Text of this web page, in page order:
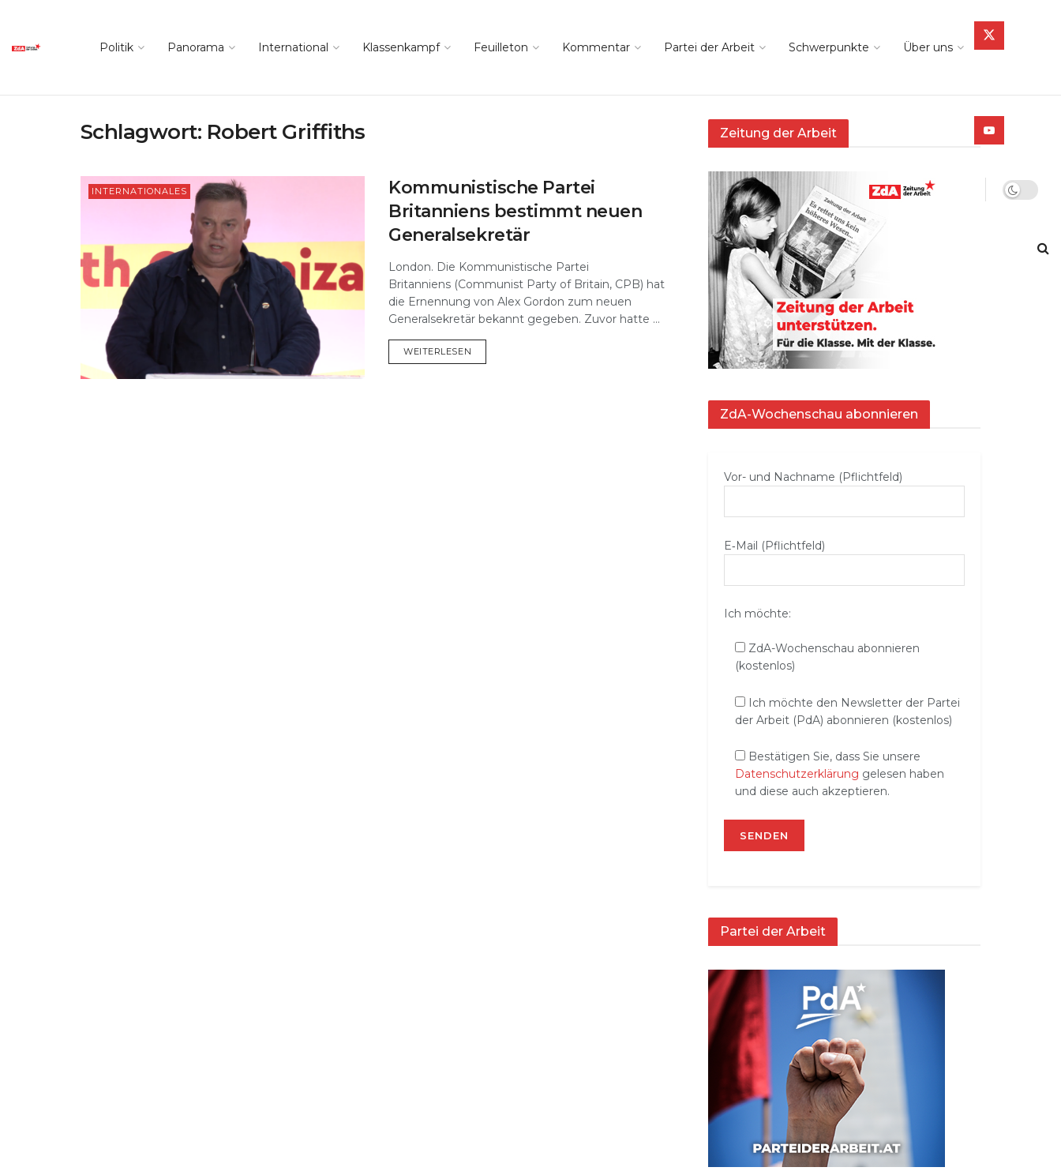
Politik Panorama International Klassenkampf Feuilleton Kommentar Partei der Arbeit Schwerpunkte Über uns
Schlagwort: Robert Griffiths
INTERNATIONALES
Kommunistische Partei
Britanniens bestimmt neuen
Generalsekretär
London. Die Kommunistische Partei
Britanniens (Communist Party of Britain, CPB) hat
die Ernennung von Alex Gordon zum neuen
Generalsekretär bekannt gegeben. Zuvor hatte ...
WEITERLESEN
Zeitung der Arbeit
ZdA-Wochenschau abonnieren
Vor- und Nachname (Pflichtfeld)
E‑Mail (Pflichtfeld)
Ich möchte:
ZdA-Wochenschau abonnieren
(kostenlos)
Ich möchte den Newsletter der Partei
der Arbeit (PdA) abonnieren (kostenlos)
Bestätigen Sie, dass Sie unsere
Datenschutzerklärung gelesen haben
und diese auch akzeptieren.
Partei der Arbeit